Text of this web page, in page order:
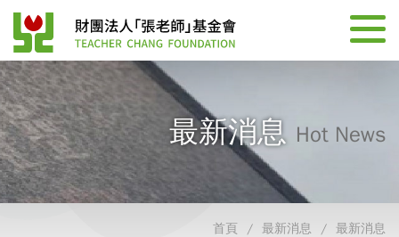
最新消息 Hot News
首頁 最新消息 最新消息